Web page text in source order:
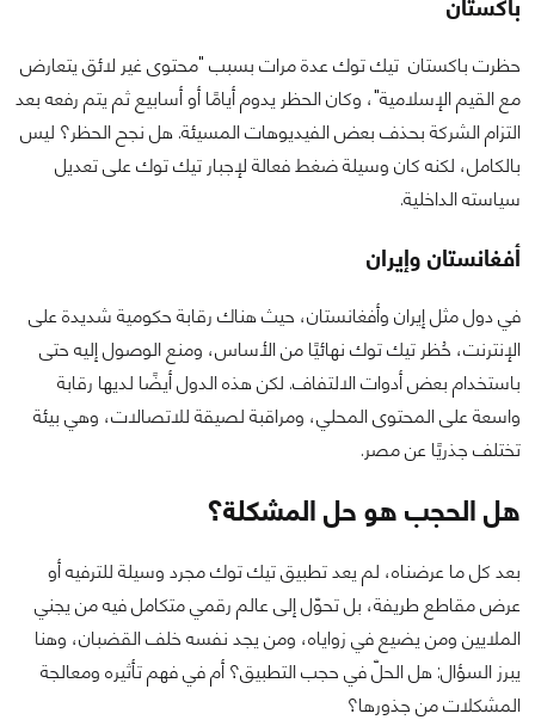
حظرت باكستان تيك توك عدة مرات بسبب "محتوى غير لائق يتعارض
مع القيم الإسلامية"، وكان الحظر يدوم أيامًا أو أسابيع ثم يتم رفعه بعد
التزام الشركة بحذف بعض الفيديوهات المسيئة. هل نجح الحظر؟ ليس
بالكامل، لكنه كان وسيلة ضغط فعالة لإجبار تيك توك على تعديل
سياسته الداخلية.
أفغانستان وإيران
في دول مثل إيران وأفغانستان، حيث هناك رقابة حكومية شديدة على
الإنترنت، حُظر تيك توك نهائيًا من الأساس، ومنع الوصول إليه حتى
باستخدام بعض أدوات الالتفاف. لكن هذه الدول أيضًا لديها رقابة
واسعة على المحتوى المحلي، ومراقبة لصيقة للاتصالات، وهي بيئة
تختلف جذريًا عن مصر.
هل الحجب هو حل المشكلة؟
بعد كل ما عرضناه، لم يعد تطبيق تيك توك مجرد وسيلة للترفيه أو
عرض مقاطع طريفة، بل تحوّل إلى عالم رقمي متكامل فيه من يجني
الملايين ومن يضيع في زواياه، ومن يجد نفسه خلف القضبان، وهنا
يبرز السؤال: هل الحلّ في حجب التطبيق؟ أم في فهم تأثيره ومعالجة
المشكلات من جذورها؟